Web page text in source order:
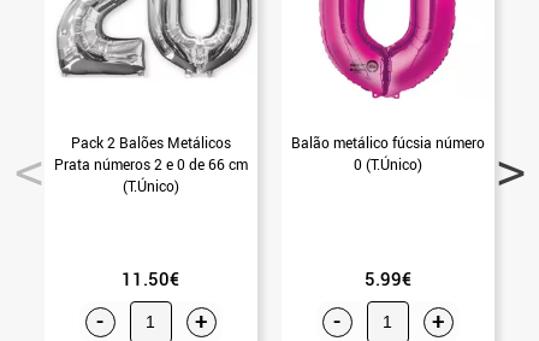
Pack 2 Balões Metálicos
Prata números 2 e 0 de 66 cm
(T.Único)
11.50€
- +
Balão metálico fúcsia número
0 (T.Único)
5.99€
- +